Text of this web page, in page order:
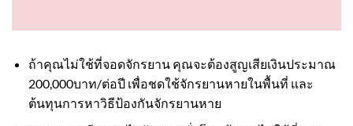
ถ้าคุณไม่ใช้ที่จอดจักรยาน คุณจะต้องสูญเสียเงินประมาณ
200,000บาท/ต่อปี เพื่อชดใช้จักรยานหายในพื้นที่ และ
ต้นทุนการหาวิธีป้องกันจักรยานหาย